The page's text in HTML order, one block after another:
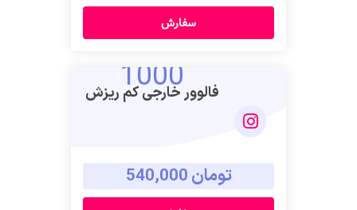
سفارش
1000
فالوور خارجی کم ریزش
تومان 540,000